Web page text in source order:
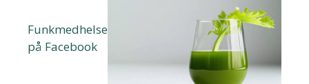
Funkmedhelse
på Facebook